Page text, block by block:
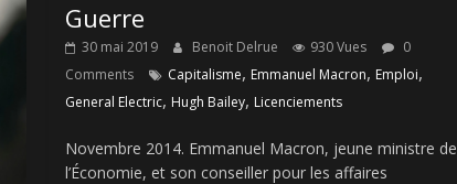
Guerre
30 mai 2019 Benoit Delrue 930 Vues
0
Comments
Capitalisme, Emmanuel Macron, Emploi,
General Electric, Hugh Bailey, Licenciements
Novembre 2014. Emmanuel Macron, jeune ministre de
l’Économie, et son conseiller pour les affaires